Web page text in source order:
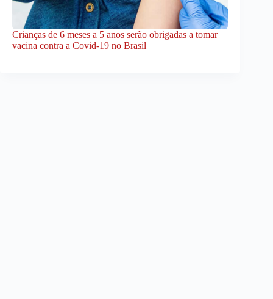
Crianças de 6 meses a 5 anos serão obrigadas a tomar
vacina contra a Covid-19 no Brasil